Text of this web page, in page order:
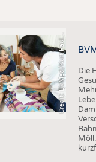
C
r
e
d
i
t
:
B
V
M
e
d
/
K
u
r
t
P
a
u
l
u
s
Die